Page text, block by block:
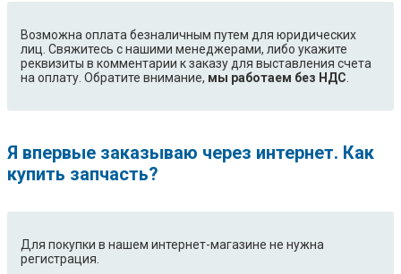
Возможна оплата безналичным путем для юридических
лиц. Свяжитесь с нашими менеджерами, либо укажите
реквизиты в комментарии к заказу для выставления счета
на оплату. Обратите внимание, мы работаем без НДС
Я впервые заказываю через интернет. Как
купить запчасть?
Для покупки в нашем интернет-магазине не нужна
регистрация.